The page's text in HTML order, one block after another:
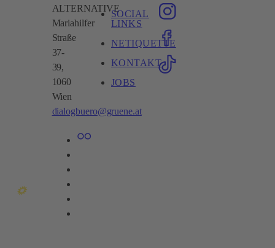
ALTERNATIVE
Mariahilfer
Straße
37-
39,
1060
Wien​
dialogbuero@gruene.at
SOCIAL
LINKS
NETIQUETTE
KONTAKT
JOBS